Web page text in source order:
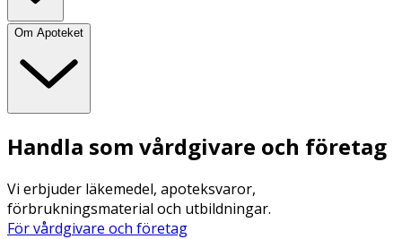
Om Apoteket
Handla som vårdgivare och företag
Vi erbjuder läkemedel, apoteksvaror,
förbrukningsmaterial och utbildningar.
För vårdgivare och företag